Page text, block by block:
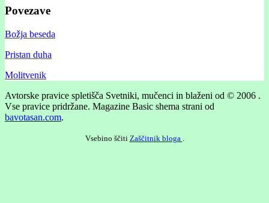
Povezave
Božja beseda
Pristan duha
Molitvenik
Avtorske pravice spletišča Svetniki, mučenci in blaženi od © 2006 .
Vse pravice pridržane. Magazine Basic shema strani od
bavotasan.com.
Vsebino ščiti Zaščitnik bloga